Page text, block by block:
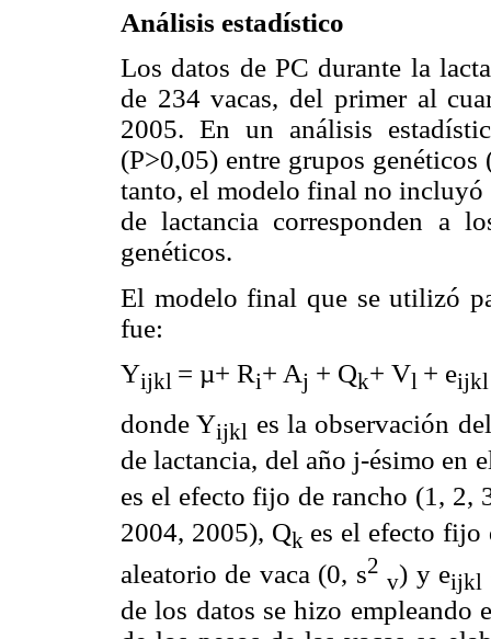
Análisis estadístico
Los datos de PC durante la
de 234 vacas, del primer al
2005. En un análisis
(P>0,05) entre grupos
tanto, el modelo final no incluyó
de lactancia corresponden a
genéticos.
El modelo final que se utilizó
fue:
Yijkl = µ+ Ri+ Aj + Qk+ Vl + eijkl
donde Yijkl es la observación
de lactancia, del año j-ésimo en
es el efecto fijo de rancho (1, 2,
2004, 2005), Qk es el efecto fijo
aleatorio de vaca (0, s2
v) y eijkl
de los datos se hizo